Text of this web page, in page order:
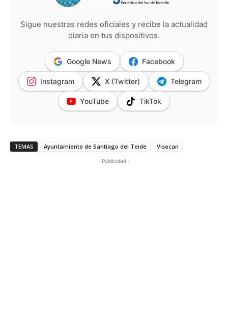
Sigue nuestras redes oficiales y recibe la actualidad
diaria en tus dispositivos.
Google News Facebook
Instagram X (Twitter) Telegram
YouTube TikTok
TEMAS Ayuntamiento de Santiago del Teide Visocan
- Publicidad -